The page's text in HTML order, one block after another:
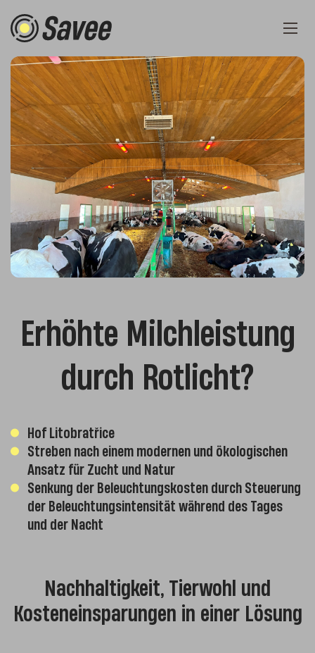
Erhöhte Milchleistung
durch Rotlicht?
Hof Litobratřice
Streben nach einem modernen und ökologischen
Ansatz für Zucht und Natur
Senkung der Beleuchtungskosten durch Steuerung
der Beleuchtungsintensität während des Tages
und der Nacht
Nachhaltigkeit, Tierwohl und
Kosteneinsparungen in einer Lösung